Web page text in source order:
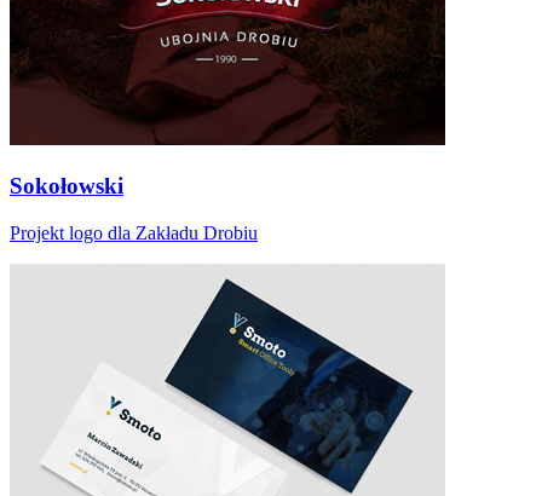
Sokołowski
Projekt logo dla Zakładu Drobiu